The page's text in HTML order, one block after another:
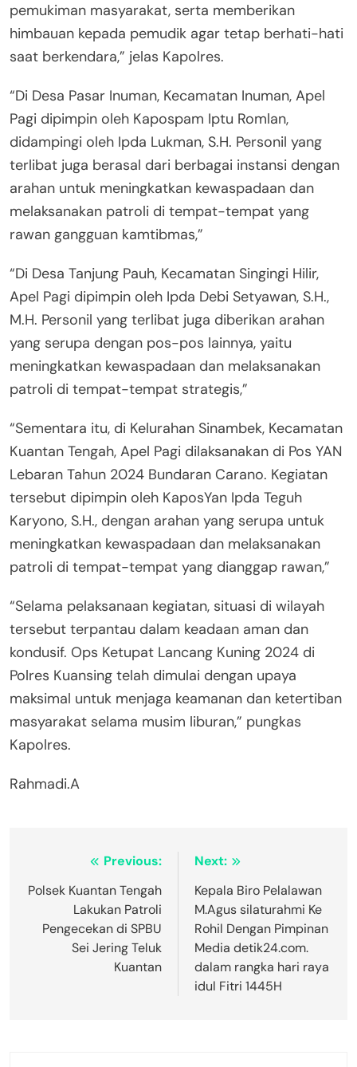
pemukiman masyarakat, serta memberikan
himbauan kepada pemudik agar tetap berhati-hati
saat berkendara,” jelas Kapolres.
“Di Desa Pasar Inuman, Kecamatan Inuman, Apel
Pagi dipimpin oleh Kapospam Iptu Romlan,
didampingi oleh Ipda Lukman, S.H. Personil yang
terlibat juga berasal dari berbagai instansi dengan
arahan untuk meningkatkan kewaspadaan dan
melaksanakan patroli di tempat-tempat yang
rawan gangguan kamtibmas,”
“Di Desa Tanjung Pauh, Kecamatan Singingi Hilir,
Apel Pagi dipimpin oleh Ipda Debi Setyawan, S.H.,
M.H. Personil yang terlibat juga diberikan arahan
yang serupa dengan pos-pos lainnya, yaitu
meningkatkan kewaspadaan dan melaksanakan
patroli di tempat-tempat strategis,”
“Sementara itu, di Kelurahan Sinambek, Kecamatan
Kuantan Tengah, Apel Pagi dilaksanakan di Pos YAN
Lebaran Tahun 2024 Bundaran Carano. Kegiatan
tersebut dipimpin oleh KaposYan Ipda Teguh
Karyono, S.H., dengan arahan yang serupa untuk
meningkatkan kewaspadaan dan melaksanakan
patroli di tempat-tempat yang dianggap rawan,”
“Selama pelaksanaan kegiatan, situasi di wilayah
tersebut terpantau dalam keadaan aman dan
kondusif. Ops Ketupat Lancang Kuning 2024 di
Polres Kuansing telah dimulai dengan upaya
maksimal untuk menjaga keamanan dan ketertiban
masyarakat selama musim liburan,” pungkas
Kapolres.
Rahmadi.A
Navigasi
pos
Previous:
Polsek Kuantan Tengah
Lakukan Patroli
Pengecekan di SPBU
Sei Jering Teluk
Kuantan
Next:
Kepala Biro Pelalawan
M.Agus silaturahmi Ke
Rohil Dengan Pimpinan
Media detik24.com.
dalam rangka hari raya
idul Fitri 1445H